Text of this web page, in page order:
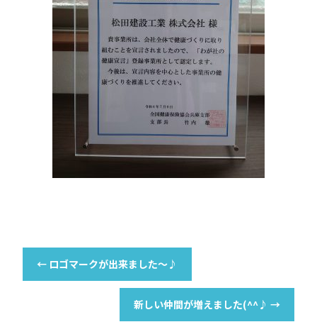
← ロゴマークが出来ました～♪
新しい仲間が増えました(^^♪ →